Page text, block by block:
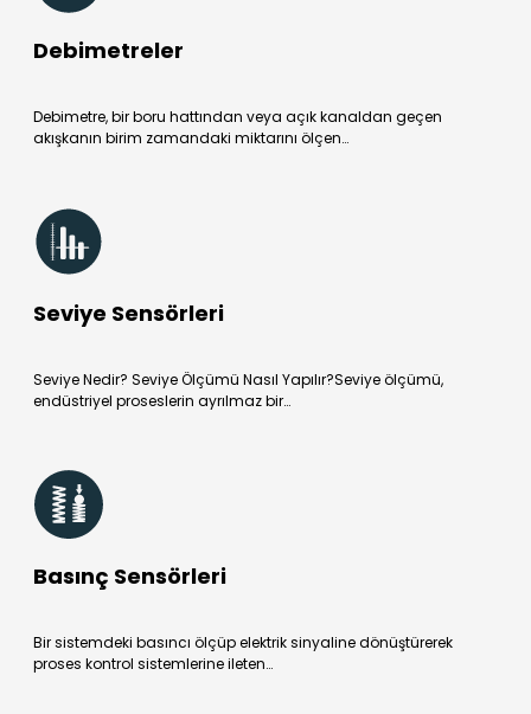
Debimetreler
Debimetre, bir boru hattından veya açık kanaldan geçen
akışkanın birim zamandaki miktarını ölçen…
Seviye Sensörleri
Seviye Nedir? Seviye Ölçümü Nasıl Yapılır?Seviye ölçümü,
endüstriyel proseslerin ayrılmaz bir…
Basınç Sensörleri
Bir sistemdeki basıncı ölçüp elektrik sinyaline dönüştürerek
proses kontrol sistemlerine ileten…